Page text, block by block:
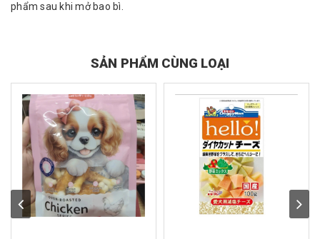
phẩm sau khi mở bao bì.
SẢN PHẨM CÙNG LOẠI